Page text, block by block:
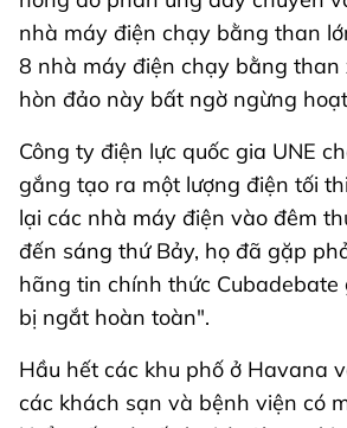
nhà máy điện chạy bằng than
8 nhà máy điện chạy bằng than
hòn đảo này bất ngờ ngừng
Công ty điện lực quốc gia UNE
gắng tạo ra một lượng điện tối
lại các nhà máy điện vào đêm
đến sáng thứ Bảy, họ đã gặp
hãng tin chính thức Cubadebate
bị ngắt hoàn toàn".
Hầu hết các khu phố ở Havana
các khách sạn và bệnh viện có